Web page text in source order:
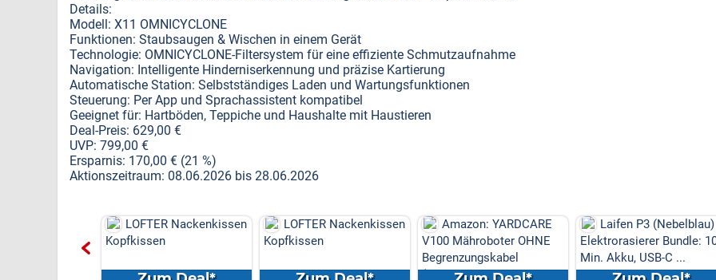
Details:
Modell: X11 OMNICYCLONE
Funktionen: Staubsaugen & Wischen in einem Gerät
Technologie: OMNICYCLONE-Filtersystem für eine effiziente Schmutzaufnahme
Navigation: Intelligente Hinderniserkennung und präzise Kartierung
Automatische Station: Selbstständiges Laden und Wartungsfunktionen
Steuerung: Per App und Sprachassistent kompatibel
Geeignet für: Hartböden, Teppiche und Haushalte mit Haustieren
Deal-Preis: 629,00 €
UVP: 799,00 €
Ersparnis: 170,00 € (21 %)
Aktionszeitraum: 08.06.2026 bis 28.06.2026
LOFTER Nackenkissen
Kopfkissen
LOFTER Nackenkissen
Kopfkissen
Amazon: YARDCARE
V100 Mähroboter OHNE
Begrenzungskabel
(Kamera/Visi...
Laifen P3 (Nebelblau)
Elektrorasierer Bundle:
Min. Akku, USB-C ...